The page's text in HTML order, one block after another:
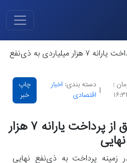
:
|
دسته بندی: اخبار
اقتصادی
چاپ
خبر
بررسی نمونه‌ای موفق از پرداخت یارانه ۷ هزار
زمینه پرداخت به ذی‌نفع نهایی